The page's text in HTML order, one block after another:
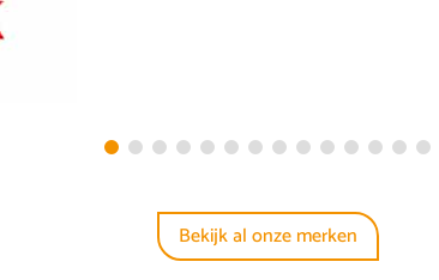
Bekijk al onze merken